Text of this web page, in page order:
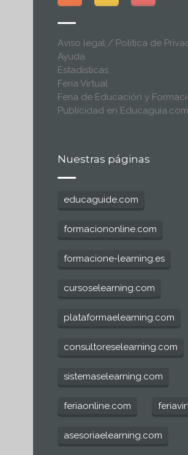
Aviso legal / Política de
Ayuda
Estadisticas
Feria Virtual
Feria de Educación y
Publicidad en Educaguia.com
Nuestras páginas
educaguide.com
formaciononline.com
formacione-learning.es
cursoselearning.com
plataformaelearning.com
consultoreselearning.com
sistemaselearning.com
feriaonline.com
asesoriaelearning.com